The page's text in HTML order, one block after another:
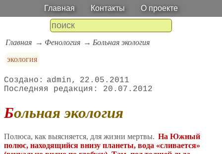
Главная Контакты О проекте
Главная Фенология
Больная экология
экология
admin
22.05.2011
20.07.2012
Больная экология
Полюса, как выясняется, для жизни мертвы. На Южный
полюс, находящийся внизу планеты, вода «сливается»